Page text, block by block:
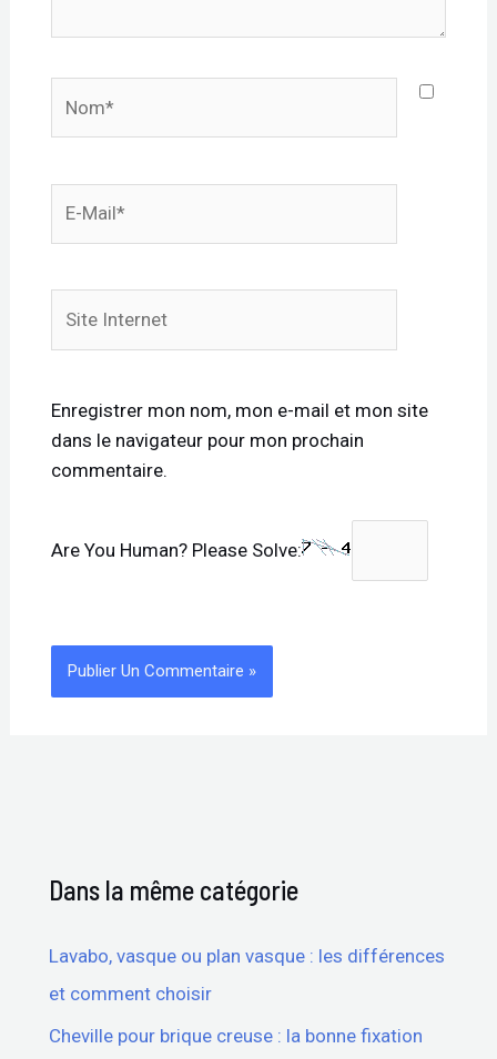
mail*
Internet
Enregistrer mon nom, mon e-mail et mon site
dans le navigateur pour mon prochain
commentaire.
Are You Human? Please Solve:
Dans la même catégorie
Lavabo, vasque ou plan vasque : les différences
et comment choisir
Cheville pour brique creuse : la bonne fixation